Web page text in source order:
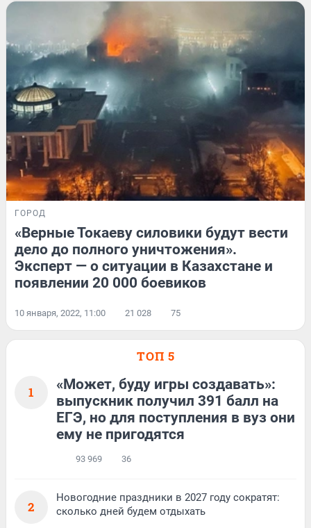
ГОРОД
«Верные Токаеву силовики будут вести
дело до полного уничтожения».
Эксперт — о ситуации в Казахстане и
появлении 20 000 боевиков
10 января, 2022, 11:00 21 028 75
ТОП 5
1
«Может, буду игры создавать»:
выпускник получил 391 балл на
ЕГЭ, но для поступления в вуз они
ему не пригодятся
93 969 36
2
Новогодние праздники в 2027 году сократят:
сколько дней будем отдыхать